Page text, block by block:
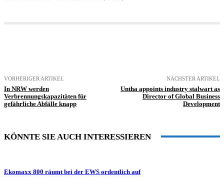
VORHERIGER ARTIKEL
In NRW werden
Verbrennungskapazitäten für
gefährliche Abfälle knapp
NÄCHSTER ARTIKEL
Untha appoints industry stalwart as
Director of Global Business
Development
KÖNNTE SIE AUCH INTERESSIEREN
Ekomaxx 800 räumt bei der EWS ordentlich auf